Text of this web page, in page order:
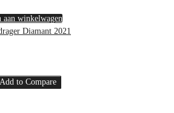
aan winkelwagen
Add to Compare